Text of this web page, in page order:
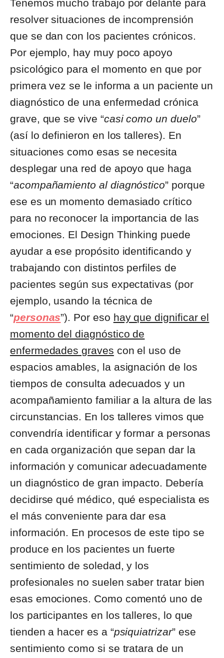
Tenemos mucho trabajo por delante para
resolver situaciones de incomprensión
que se dan con los pacientes crónicos.
Por ejemplo, hay muy poco apoyo
psicológico para el momento en que por
primera vez se le informa a un paciente un
diagnóstico de una enfermedad crónica
grave, que se vive “casi como un duelo”
(así lo definieron en los talleres). En
situaciones como esas se necesita
desplegar una red de apoyo que haga
“acompañamiento al diagnóstico” porque
ese es un momento demasiado crítico
para no reconocer la importancia de las
emociones. El Design Thinking puede
ayudar a ese propósito identificando y
trabajando con distintos perfiles de
pacientes según sus expectativas (por
ejemplo, usando la técnica de
“personas”). Por eso hay que dignificar el
momento del diagnóstico de
enfermedades graves con el uso de
espacios amables, la asignación de los
tiempos de consulta adecuados y un
acompañamiento familiar a la altura de las
circunstancias. En los talleres vimos que
convendría identificar y formar a personas
en cada organización que sepan dar la
información y comunicar adecuadamente
un diagnóstico de gran impacto. Debería
decidirse qué médico, qué especialista es
el más conveniente para dar esa
información. En procesos de este tipo se
produce en los pacientes un fuerte
sentimiento de soledad, y los
profesionales no suelen saber tratar bien
esas emociones. Como comentó uno de
los participantes en los talleres, lo que
tienden a hacer es a “psiquiatrizar” ese
sentimiento como si se tratara de un